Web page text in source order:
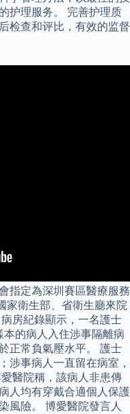
护理服务。 完善护理质
检查和评比，有效的监督
指定為深圳賽區醫療服務
家衛生部、省衛生廳來院
房紀錄顯示，一名護士
本的病人入住涉事隔離病
正常負氣壓水平。 護士
涉事病人一直留在病室，
醫院稱，該病人非患傳
人均有穿戴合適個人保護
風險。 博愛醫院發言人